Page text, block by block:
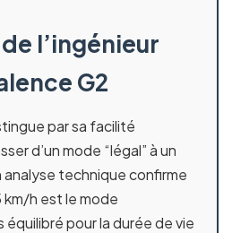
l’ingénieur
G2
par sa facilité
d’un mode “légal” à un
analyse technique confirme
km/h est le mode
équilibré pour la durée de vie